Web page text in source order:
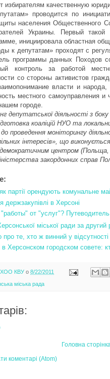
избирателям качественную
проводится по
населения Общественного
Украины. Первый такой
инициировала областная
к депутатам» проходят с
программы данных Походов
контроль за работой
со стороны активистов
власти и народа,
местного самоуправления
городе.
депутатської діяльності з
коаліцій НУО та
проведення моніторингу
інтересів», що
центром
закордонних справ
партії орендують комунальне
держзакупівлі в Херсоні
от "услуг"? Путеводитель
міської ради за
те, хто ж винний у відсутності
в Херсонском городском совете:
ХОО КВУ о 8/22/2011
міська рада
Головна
коментарі (Atom)